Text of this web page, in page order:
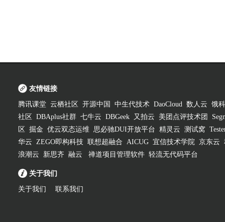
友情链接
腾讯课堂 云栖社区 开源中国 中生代技术 DaoCloud 数人云 饿
社区
DBAplus社群 七牛云 DBGeek 又拍云 美团点评技术团
区
掘金 优云双态运维 思必驰DUI开放平台 精灵云 测试窝
华云 ZEGO即构科技 联想超融合 AICUG 宜信技术学院 京东云
浪潮云
新思齐 融云 禅道项目管理软件 轻流无代码平台
关于我们
关于我们 联系我们